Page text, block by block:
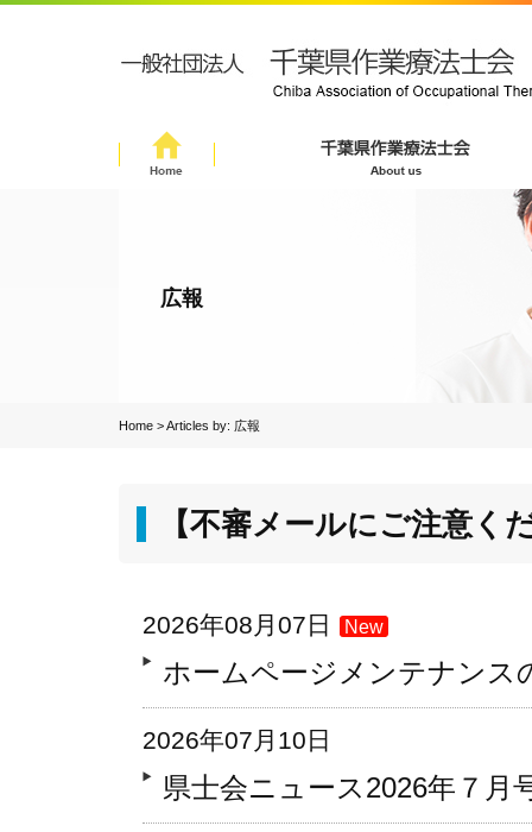
広報
Home > Articles by: 広報
【不審メールにご注意く
2026年08月07日 New
ホームページメンテナンス
2026年07月10日
県士会ニュース2026年７月